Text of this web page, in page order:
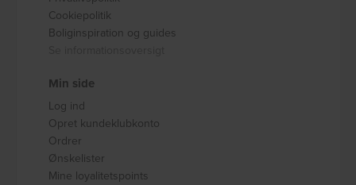
Cookiepolitik
Boliginspiration og guides
Min side
Log ind
Opret kundeklubkonto
Ordrer
Ønskelister
Mine loyalitetspoints